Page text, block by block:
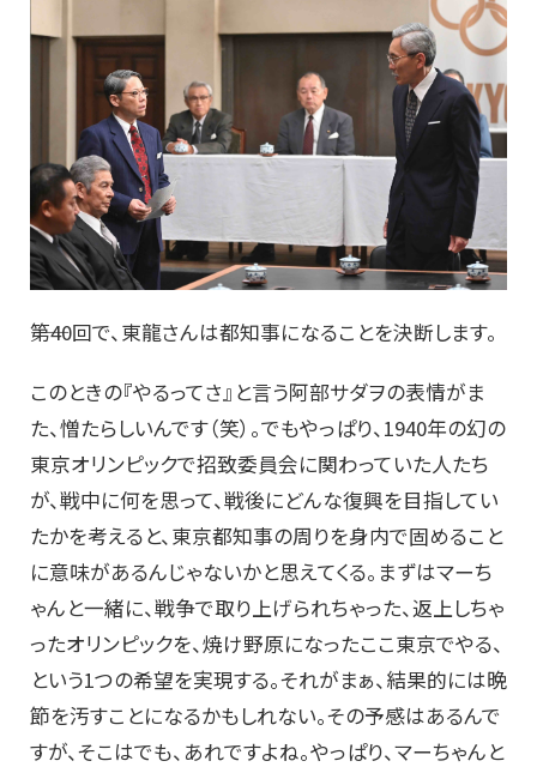
――第40回で、東龍さんは都知事になることを決断します。
このときの『やるってさ』と言う阿部サダヲの表情がま
た、憎たらしいんです（笑）。でもやっぱり、1940年の幻の
東京オリンピックで招致委員会に関わっていた人たち
が、戦中に何を思って、戦後にどんな復興を目指してい
たかを考えると、東京都知事の周りを身内で固めること
に意味があるんじゃないかと思えてくる。まずはマーち
ゃんと一緒に、戦争で取り上げられちゃった、返上しちゃ
ったオリンピックを、焼け野原になったここ東京でやる、
という1つの希望を実現する。それがまぁ、結果的には晩
節を汚すことになるかもしれない。その予感はあるんで
すが、そこはでも、あれですよね。やっぱり、マーちゃんと